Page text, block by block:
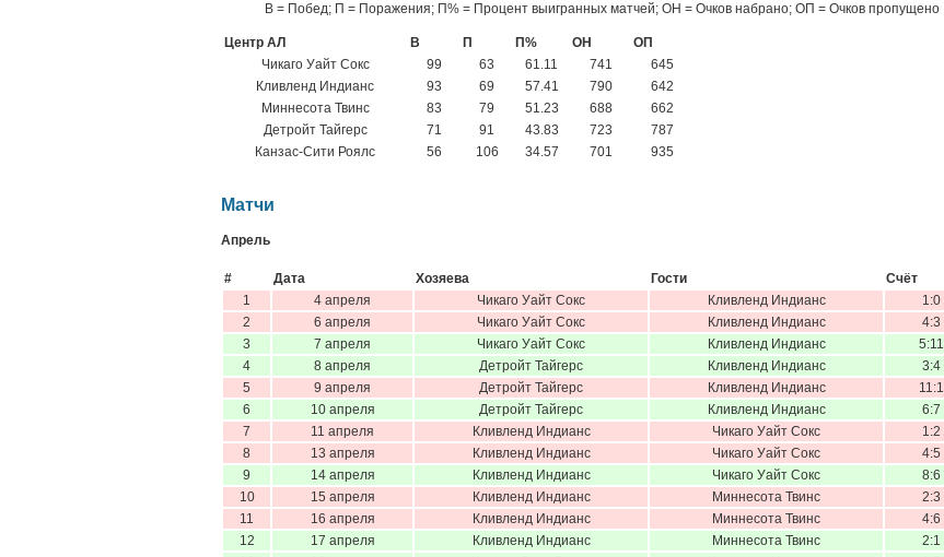
В = Побед; П = Поражения; П% = Процент выигранных матчей; ОН = Очков набрано; ОП = Очков пропущено
Центр АЛ В П П% ОН
ОП
Чикаго Уайт Сокс
99 63 61.11 741
645
Кливленд Индианс
93 69 57.41 790
642
Миннесота Твинс
83 79 51.23 688
662
Детройт Тайгерс
71 91 43.83 723
787
Канзас-Сити Роялс
56 106 34.57 701 935
Матчи
Апрель
# Дата Хозяева Гости Счёт
1
4 апреля Чикаго Уайт Сокс Кливленд Индианс 1:0
2
6 апреля Чикаго Уайт Сокс Кливленд Индианс 4:3
3
7 апреля Чикаго Уайт Сокс Кливленд Индианс 5:11
4
8 апреля Детройт Тайгерс Кливленд Индианс 3:4
5
9 апреля Детройт Тайгерс Кливленд Индианс 11:1
6
10 апреля Детройт Тайгерс Кливленд Индианс 6:7
7
11 апреля Кливленд Индианс Чикаго Уайт Сокс 1:2
8
13 апреля Кливленд Индианс Чикаго Уайт Сокс 4:5
9
14 апреля Кливленд Индианс Чикаго Уайт Сокс 8:6
10
15 апреля Кливленд Индианс Миннесота Твинс 2:3
11
16 апреля Кливленд Индианс Миннесота Твинс 4:6
12
17 апреля Кливленд Индианс Миннесота Твинс 2:1